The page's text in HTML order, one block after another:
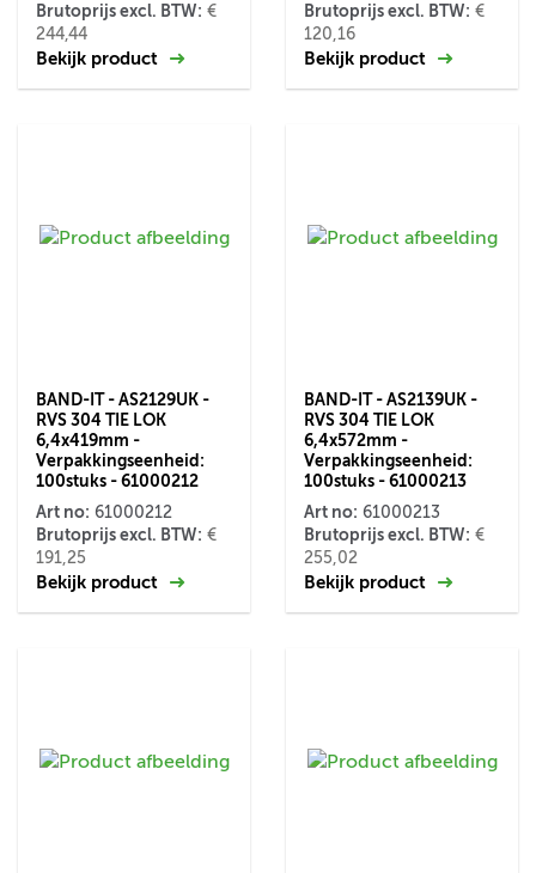
Brutoprijs excl. BTW: €
244,44
Bekijk product
Brutoprijs excl. BTW: €
120,16
Bekijk product
BAND-IT - AS2129UK -
RVS 304 TIE LOK
6,4x419mm -
Verpakkingseenheid:
100stuks - 61000212
Art no: 61000212
Brutoprijs excl. BTW: €
191,25
Bekijk product
BAND-IT - AS2139UK -
RVS 304 TIE LOK
6,4x572mm -
Verpakkingseenheid:
100stuks - 61000213
Art no: 61000213
Brutoprijs excl. BTW: €
255,02
Bekijk product